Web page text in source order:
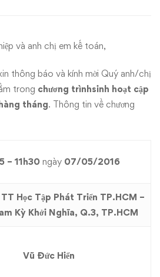
và anh chị em kế toán,
thông báo và kính mời Quý anh/chị
trong chương trìnhsinh hoạt cập
tháng. Thông tin về chương
– 11h30 ngày07/05/2016
Học Tập Phát Triển TP.HCM –
Kỳ Khởi Nghĩa, Q.3, TP.HCM
Vũ Đức Hiển